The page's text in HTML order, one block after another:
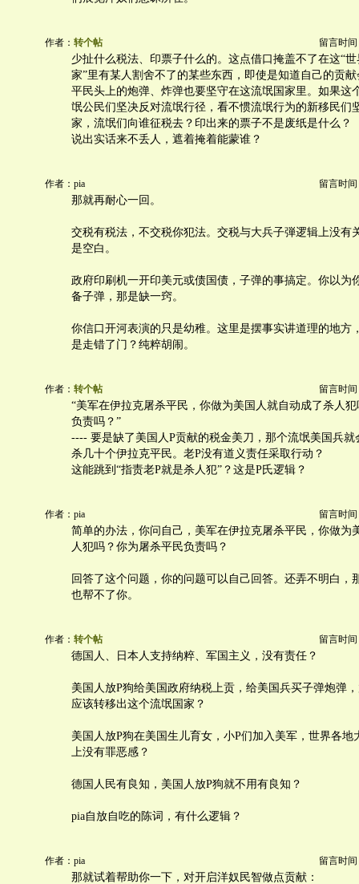
作者： 转个帖 留言时间
少扯什么税法、印票子什么的。这点借口掩盖不了在这“
家”里有某人割舍不了的某些东西，即使是知道自己的贡
平民头上的炮弹、炸弹也要坚守在这流氓国家里。如果这
氓公民们坚决反对流氓行径，看不惯流氓行为的新移民们
家，流氓们向谁征税去？印出来的票子不是废纸是什么？
说出实话来不丢人，遮着掩着能蒙谁？
作者：pia 留言时间
那就再耐心一回。
交税有税法，不交税你犯法。交税与大兵子弾逻辑上没有
是空白。
政府印刷机一开印美元或债国债，子弹的事搞定。你以为
备子弹，那是缺一窍。
你信口开河表演的只是幼稚。这里是摆事实讲道理的地方
是走错了门？纯粹胡闹。
作者： 转个帖 留言时间
“美军在伊拉克屠杀平民，你做为美国人就自动成了杀人
负责吗？”
---- 要是缺了美国人P贡献的税金美刀，那个流氓美国兵就
杀几十个伊拉克平民。老P没有道义责任采取行动？
这能跳到“指责老P就是杀人犯”？这是P氏逻辑？
作者：pia 留言时间
简单的办法，你问自己，美军在伊拉克屠杀平民，你做为
人犯吗？你为屠杀平民负责吗？
回答了这个问题，你的问题可以自己回答。还弄不明白，
也帮不了你。
作者： 转个帖 留言时间
德国人、日本人支持纳粹、军国主义，没有责任？
美国人放P狗给美国政府纳税上贡，给美国兵买子弹炮弹
应该转移出这个流氓国家？
美国人放P狗在美国生儿育女，小P们加入美军，世界各地
上没有罪恶感？
德国人民有良知，美国人放P狗就不用有良知？
pia自放自吃的陈词，有什么逻辑？
作者：pia 留言时间
那就试着帮助你一下，对开启洋奴民智做点贡献：